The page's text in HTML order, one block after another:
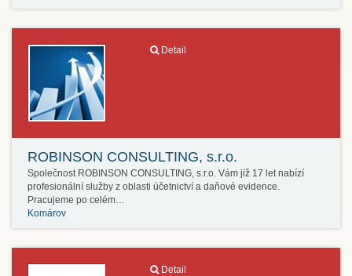
Detail
ROBINSON CONSULTING, s.r.o.
Společnost ROBINSON CONSULTING, s.r.o. Vám již 17 let nabízí
profesionální služby z oblasti účetnictví a daňové evidence.
Pracujeme po celém…
Komárov
Detail